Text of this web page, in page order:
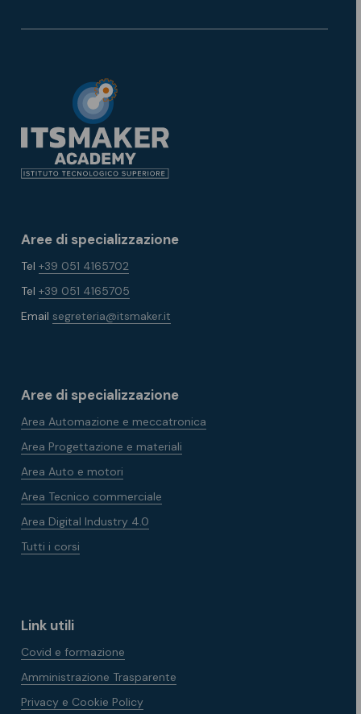
Aree di specializzazione
Tel+39 051 4165702
Tel+39 051 4165705
Emailsegreteria@itsmaker.it
Aree di specializzazione
Area Automazione e meccatronica
Area Progettazione e materiali
Area Auto e motori
Area Tecnico commerciale
Area Digital Industry 4.0
Tutti i corsi
Link utili
Covid e formazione
Amministrazione Trasparente
Privacy e Cookie Policy